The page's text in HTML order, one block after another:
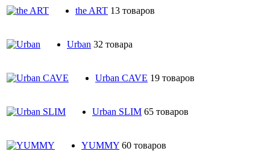
the ART 13 товаров
Urban 32 товара
Urban CAVE 19 товаров
Urban SLIM 65 товаров
YUMMY 60 товаров